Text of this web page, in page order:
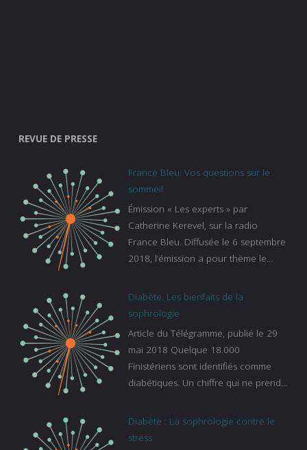
REVUE DE PRESSE
France Bleu. Vos questions sur le
sommeil
Émission « Les experts » par
Catherine Kerevel, sur la radio
France Bleu. Diffusée le 6 septembre
2018, l’émission a pour thème le
bleu :
https://www.francebleu.fr/emissions/l
sur-le-sommeil
Diabète. Les bienfaits de la
sophrologie
Article du Télégramme, publié le 29
mai 2018 Quelque 18.000
Finistériens sont identifiés comme
diabétiques. Un chiffre qui ne prend
s’ignorent. « C’est une pathologie qui
continue à augmenter, souligne
Diabète : La sophrologie contre le
stress